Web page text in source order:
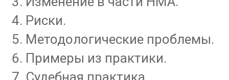
Риски.
Методологические проблемы.
Примеры из практики.
Судебная практика.